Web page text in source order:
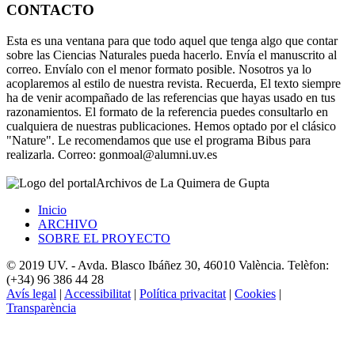
CONTACTO
Esta es una ventana para que todo aquel que tenga algo que contar
sobre las Ciencias Naturales pueda hacerlo. Envía el manuscrito al
correo. Envíalo con el menor formato posible. Nosotros ya lo
acoplaremos al estilo de nuestra revista. Recuerda, El texto siempre
ha de venir acompañado de las referencias que hayas usado en tus
razonamientos. El formato de la referencia puedes consultarlo en
cualquiera de nuestras publicaciones. Hemos optado por el clásico
"Nature". Le recomendamos que use el programa Bibus para
realizarla. Correo: gonmoal@alumni.uv.es
Archivos de La Quimera de Gupta
Inicio
ARCHIVO
SOBRE EL PROYECTO
© 2019 UV. - Avda. Blasco Ibáñez 30, 46010 València. Telèfon:
(+34) 96 386 44 28
Avís legal | Accessibilitat | Política privacitat | Cookies |
Transparència